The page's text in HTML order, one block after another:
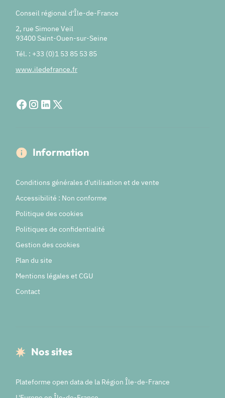
Conseil régional d'Île-de-France
2, rue Simone Veil
93400 Saint-Ouen-sur-Seine
Tél. : +33 (0)1 53 85 53 85
www.iledefrance.fr
Information
Conditions générales d'utilisation et de vente
Accessibilité : Non conforme
Politique des cookies
Politiques de confidentialité
Gestion des cookies
Plan du site
Mentions légales et CGU
Contact
Nos sites
Plateforme open data de la Région Île-de-France